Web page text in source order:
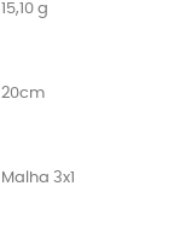
15,10 g
20cm
Malha 3x1